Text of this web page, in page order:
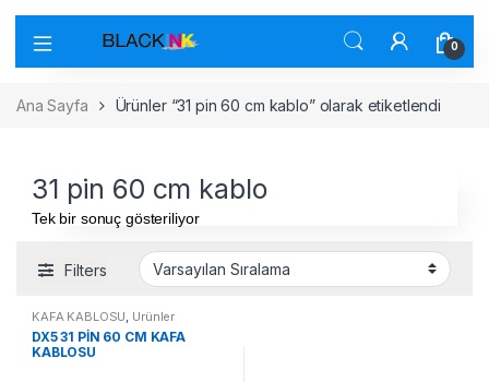
0
Ana Sayfa Ürünler “31 pin 60 cm kablo” olarak etiketlendi
31 pin 60 cm kablo
Tek bir sonuç gösteriliyor
Filters
KAFA KABLOSU, Ürünler
DX5 31 PİN 60 CM KAFA
KABLOSU